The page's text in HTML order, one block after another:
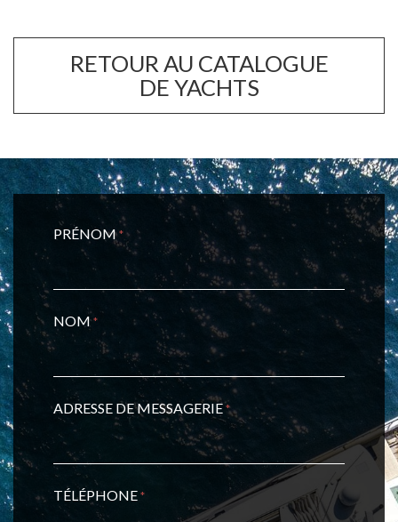
RETOUR AU CATALOGUE
DE YACHTS
PRÉNOM*
NOM*
ADRESSE DE MESSAGERIE*
TÉLÉPHONE*